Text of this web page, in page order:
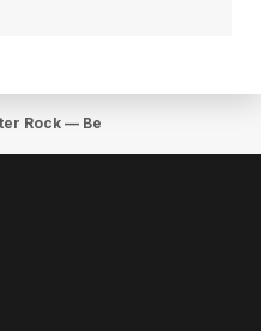
Rock — Belo Horizonte